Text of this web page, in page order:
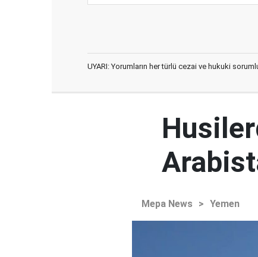
UYARI: Yorumların her türlü cezai ve hukuki
Mepa News > Yemen